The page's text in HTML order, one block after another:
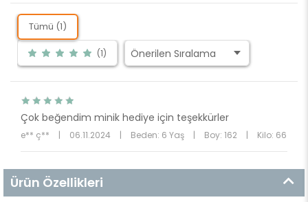
Tümü (1)
(1)
Çok beğendim minik hediye için teşekkürler
e** ç** | 06.11.2024 | Beden: 6 Yaş | Boy: 162 | Kilo: 66
Ürün Özellikleri